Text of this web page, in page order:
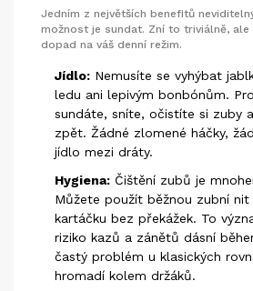
Jedním z největších benefitů
možnost je sundat. Zní to triviálně,
dopad na váš denní režim.
Jídlo: Nemusíte se vyhýbat
ledu ani lepivým bonbónům.
sundáte, sníte, očistíte si zuby
zpět. Žádné zlomené háčky,
jídlo mezi dráty.
Hygiena: Čištění zubů je
Můžete použít běžnou zubní nit
kartáčku bez překážek. To
riziko kazů a zánětů dásní
častý problém u klasických
hromadí kolem držáků.